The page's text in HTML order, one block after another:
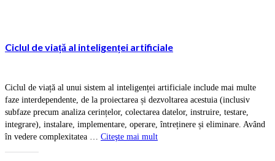
Ciclul de viață al inteligenței artificiale
Ciclul de viață al unui sistem al inteligenței artificiale include mai multe
faze interdependente, de la proiectarea și dezvoltarea acestuia (inclusiv
subfaze precum analiza cerințelor, colectarea datelor, instruire, testare,
integrare), instalare, implementare, operare, întreținere și eliminare. Având
în vedere complexitatea … Citeşte mai mult